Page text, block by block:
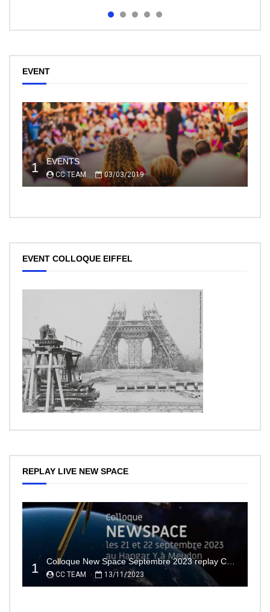
EVENT
1 EVENTS
CC TEAM 03/03/2019
EVENT COLLOQUE EIFFEL
REPLAY LIVE NEW SPACE
1 CC TEAM 13/11/2023